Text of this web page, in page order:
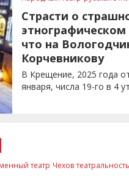
Страсти о
что на
Корчевникову
В Крещение, 2025 года
января, числа 19-го в 4
театр Чехов театральность